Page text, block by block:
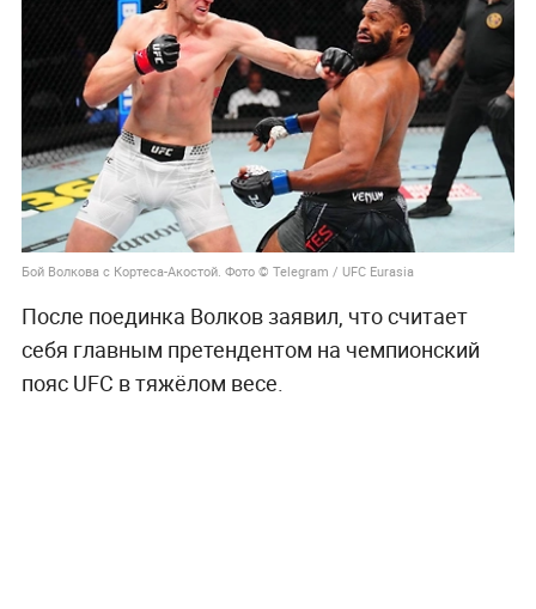
Бой Волкова с Кортеса-Акостой. Фото © Telegram / UFC Eurasia
После поединка Волков заявил, что считает
себя главным претендентом на чемпионский
пояс UFC в тяжёлом весе.